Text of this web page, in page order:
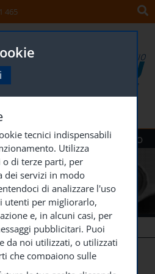
Siti Gruppo
465
PROGETTO...
al lavoro
tecnici indispensabili
Utilizza
di terze parti, per
dei servizi in modo
di analizzare l'uso
utenti per migliorarlo,
e, in alcuni casi, per
pubblicitari. Puoi
da noi utilizzati, o utilizzati
che compaiono sulle
il pulsante